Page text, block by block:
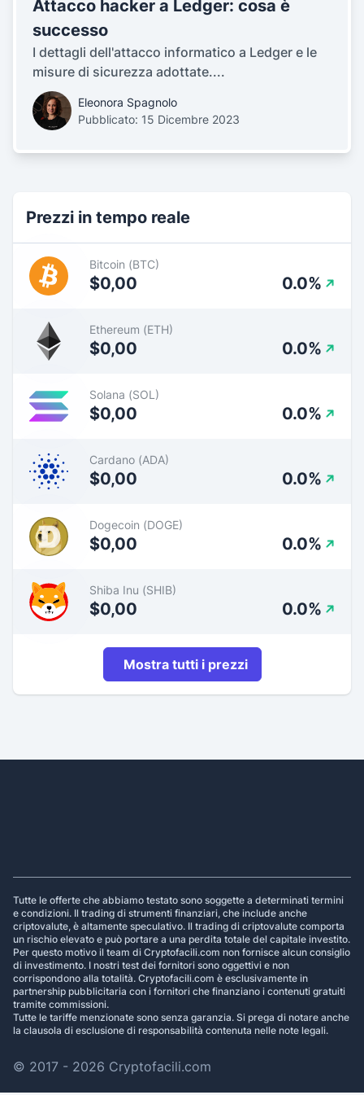
Attacco hacker a Ledger: cosa è
successo
I dettagli dell'attacco informatico a Ledger e le
misure di sicurezza adottate....
Eleonora Spagnolo
Pubblicato: 15 Dicembre 2023
Prezzi in tempo reale
Bitcoin (BTC)
$0,00 0.0%
Ethereum (ETH)
$0,00 0.0%
Solana (SOL)
$0,00 0.0%
Cardano (ADA)
$0,00 0.0%
Dogecoin (DOGE)
$0,00 0.0%
Shiba Inu (SHIB)
$0,00 0.0%
Mostra tutti i prezzi
Tutte le offerte che abbiamo testato sono soggette a determinati termini
e condizioni. Il trading di strumenti finanziari, che include anche
criptovalute, è altamente speculativo. Il trading di criptovalute comporta
un rischio elevato e può portare a una perdita totale del capitale investito.
Per questo motivo il team di Cryptofacili.com non fornisce alcun consiglio
di investimento. I nostri test dei fornitori sono oggettivi e non
corrispondono alla totalità. Cryptofacili.com è esclusivamente in
partnership pubblicitaria con i fornitori che finanziano i contenuti gratuiti
tramite commissioni.
Tutte le tariffe menzionate sono senza garanzia. Si prega di notare anche
la clausola di esclusione di responsabilità contenuta nelle note legali.
© 2017 - 2026 Cryptofacili.com